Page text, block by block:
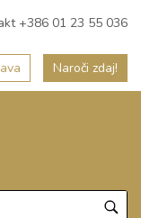
+386 01 23 55 036
Naroči zdaj!